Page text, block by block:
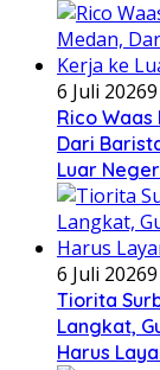
6 Juli 2026
Rico
Dari
Luar
6 Juli 2026
Tiorita
Langkat,
Harus